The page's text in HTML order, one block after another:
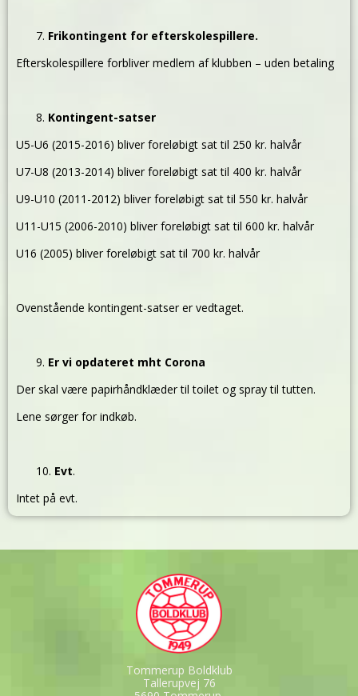
Frikontingent for efterskolespillere.
Efterskolespillere forbliver medlem af klubben – uden betaling
Kontingent-satser
U5-U6 (2015-2016) bliver foreløbigt sat til 250 kr. halvår
U7-U8 (2013-2014) bliver foreløbigt sat til 400 kr. halvår
U9-U10 (2011-2012) bliver foreløbigt sat til 550 kr. halvår
U11-U15 (2006-2010) bliver foreløbigt sat til 600 kr. halvår
U16 (2005) bliver foreløbigt sat til 700 kr. halvår
Ovenstående kontingent-satser er vedtaget.
Er vi opdateret mht Corona
Der skal være papirhåndklæder til toilet og spray til tutten.
Lene sørger for indkøb.
Evt.
Intet på evt.
Tommerup Boldklub
Tallerupvej 76